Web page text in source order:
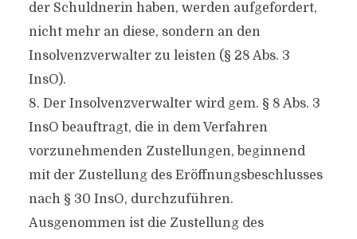
der Schuldnerin haben, werden aufgefordert,
nicht mehr an diese, sondern an den
Insolvenzverwalter zu leisten (§ 28 Abs. 3
InsO).
8. Der Insolvenzverwalter wird gem. § 8 Abs. 3
InsO beauftragt, die in dem Verfahren
vorzunehmenden Zustellungen, beginnend
mit der Zustellung des Eröffnungsbeschlusses
nach § 30 InsO, durchzuführen.
Ausgenommen ist die Zustellung des